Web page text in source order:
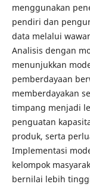
menggunakan
pendiri dan
data melalui
Analisis dengan
menunjukkan
pemberdayaan
memberdayakan
timpang menjadi
penguatan
produk, serta
Implementasi
kelompok
bernilai lebih